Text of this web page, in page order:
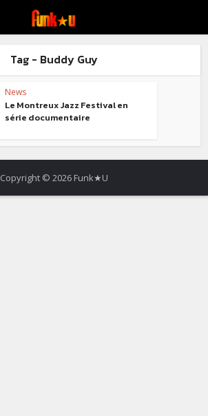
Tag - Buddy Guy
News
Le Montreux Jazz Festival en
série documentaire
Copyright © 2026 Funk★U